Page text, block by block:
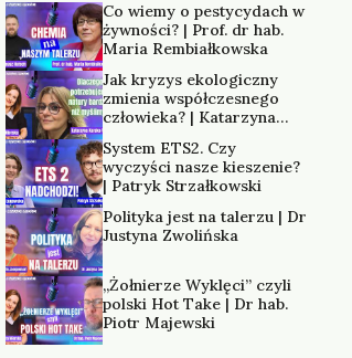
Co wiemy o pestycydach w
żywności? | Prof. dr hab.
Maria Rembiałkowska
Jak kryzys ekologiczny
zmienia współczesnego
człowieka? | Katarzyna
System ETS2. Czy
wyczyści nasze kieszenie?
| Patryk Strzałkowski
Polityka jest na talerzu | Dr
Justyna Zwolińska
„Żołnierze Wyklęci” czyli
polski Hot Take | Dr hab.
Piotr Majewski